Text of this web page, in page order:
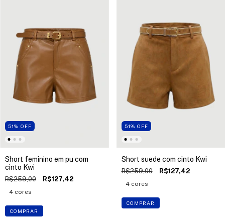
51% OFF
Short feminino em pu com
cinto Kwi
R$259,00 R$127,42
4 cores
COMPRAR
51% OFF
Short suede com cinto Kwi
R$259,00 R$127,42
4 cores
COMPRAR